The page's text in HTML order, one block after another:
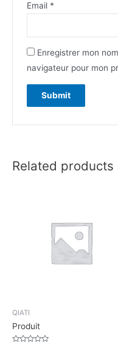
Email *
Enregistrer mon
navigateur pour mon
Related products
QIATI
Produit